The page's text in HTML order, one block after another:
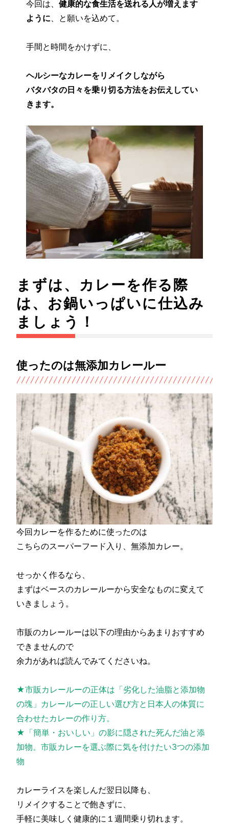
今回は、健康的な食生活を送れる人が増えます
ように、と願いを込めて。
手間と時間をかけずに、
ヘルシーなカレーをリメイクしながら
バタバタの日々を乗り切る方法をお伝えしてい
きます。
まずは、カレーを作る際
は、お鍋いっぱいに仕込み
ましょう！
使ったのは無添加カレールー
今回カレーを作るために使ったのは
こちらのスーパーフード入り、無添加カレー。
せっかく作るなら、
まずはベースのカレールーから安全なものに変えて
いきましょう。
市販のカレールーは以下の理由からあまりおすすめ
できませんので
余力があれば読んでみてくださいね。
★市販カレールーの正体は「劣化した油脂と添加物
の塊」カレールーの正しい選び方と日本人の体質に
合わせたカレーの作り方。
★「簡単・おいしい」の影に隠された死んだ油と添
加物。市販カレーを選ぶ際に気を付けたい3つの添加
物
カレーライスを楽しんだ翌日以降も、
リメイクすることで飽きずに、
手軽に美味しく健康的に１週間乗り切れます。